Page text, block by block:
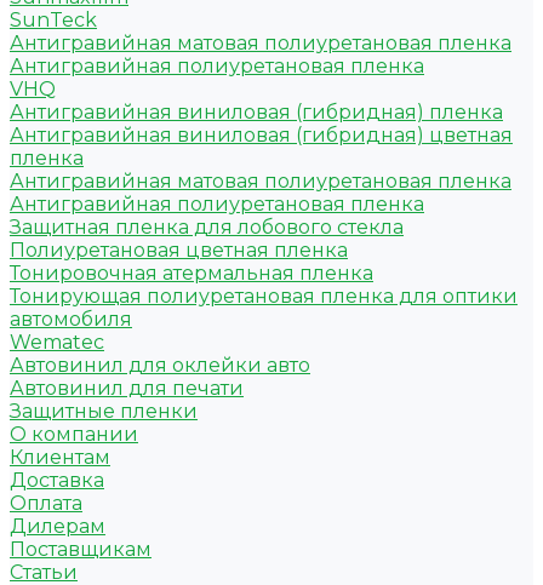
SunTeck
Антигравийная матовая полиуретановая пленка
Антигравийная полиуретановая пленка
VHQ
Антигравийная виниловая (гибридная) пленка
Антигравийная виниловая (гибридная) цветная
пленка
Антигравийная матовая полиуретановая пленка
Антигравийная полиуретановая пленка
Защитная пленка для лобового стекла
Полиуретановая цветная пленка
Тонировочная атермальная пленка
Тонирующая полиуретановая пленка для оптики
автомобиля
Wematec
Автовинил для оклейки авто
Автовинил для печати
Защитные пленки
О компании
Клиентам
Доставка
Оплата
Дилерам
Поставщикам
Статьи